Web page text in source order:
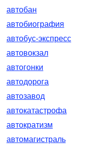
автобан
автобиография
автобус-экспресс
автовокзал
автогонки
автодорога
автозавод
автокатастрофа
автократизм
автомагистраль